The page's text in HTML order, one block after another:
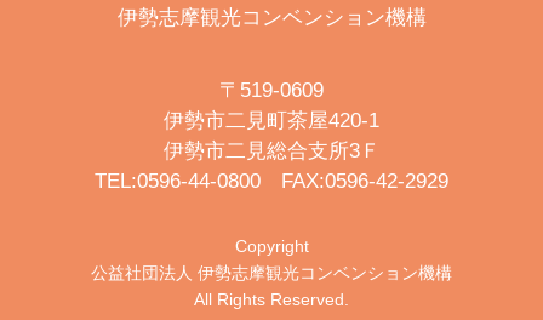
伊勢志摩観光コンベンション機構
〒519-0609
伊勢市二見町茶屋420-1
伊勢市二見総合支所3Ｆ
TEL:0596-44-0800 FAX:0596-42-2929
Copyright
公益社団法人 伊勢志摩観光コンベンション機構
All Rights Reserved.